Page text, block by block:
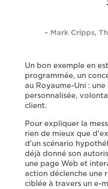
– Mark Cripps,
Un bon exemple en
programmée, un
au Royaume-Uni :
personnalisée,
client.
Pour expliquer la
rien de mieux que
d'un scénario
déjà donné son
une page Web et
action déclenche une
ciblée à travers un e-